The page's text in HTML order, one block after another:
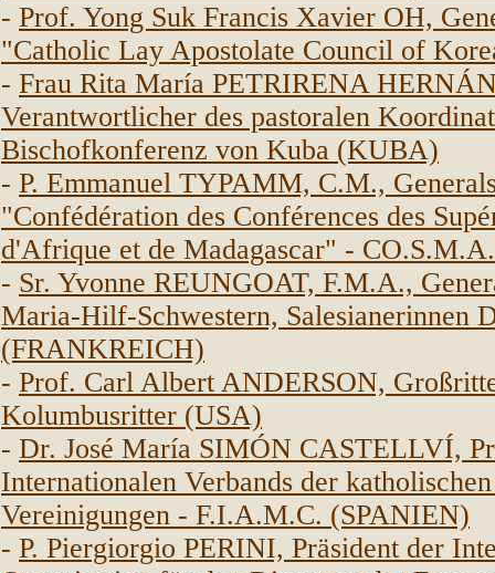
- Prof. Yong Suk Francis Xavier OH,
"Catholic Lay Apostolate Council of
- Frau Rita María PETRIRENA
Verantwortlicher des pastoralen
Bischofkonferenz von Kuba (KUBA)
- P. Emmanuel TYPAMM, C.M.,
"Confédération des Conférences des
d'Afrique et de Madagascar" -
- Sr. Yvonne REUNGOAT, F.M.A.,
Maria-Hilf-Schwestern, Salesianerinnen
(FRANKREICH)
- Prof. Carl Albert ANDERSON,
Kolumbusritter (USA)
- Dr. José María SIMÓN CASTELLVÍ,
Internationalen Verbands der
Vereinigungen - F.I.A.M.C. (SPANIEN)
- P. Piergiorgio PERINI, Präsident der